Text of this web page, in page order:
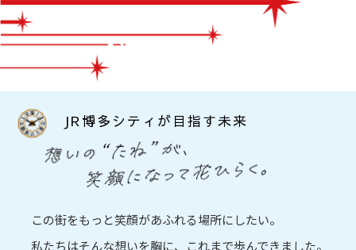
JR博多シティが目指す未来
この街をもっと笑顔があふれる場所にしたい。
私たちはそんな想いを胸に、これまで歩んできました。